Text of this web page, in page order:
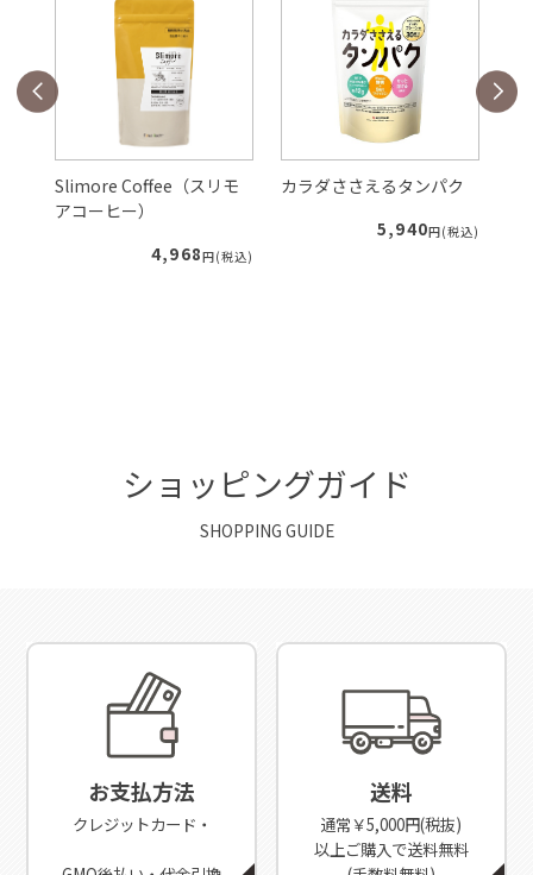
Slimore Coffee（スリモ
アコーヒー）
4,968円(税込)
カラダささえるタンパク
5,940円(税込)
ショッピングガイド
SHOPPING GUIDE
お支払方法
クレジットカード・
送料
通常￥5,000円(税抜)
以上ご購入で送料無料